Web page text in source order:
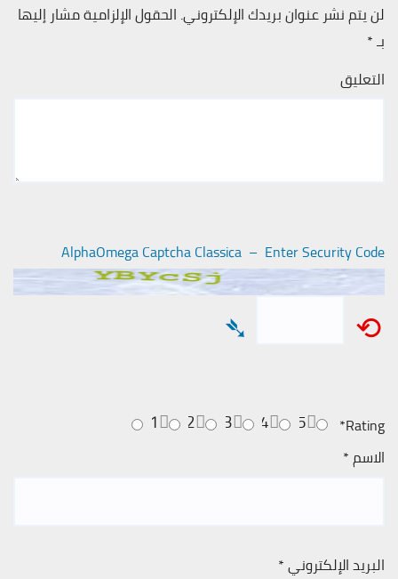
لن يتم نشر عنوان بريدك الإلكتروني. الحقول الإلزامية مشار إليها
بـ*
التعليق
AlphaOmega Captcha Classica – Enter Security Code
⟲
➴
Rating
*
5
4
3
2
1
الاسم*
البريد الإلكتروني*